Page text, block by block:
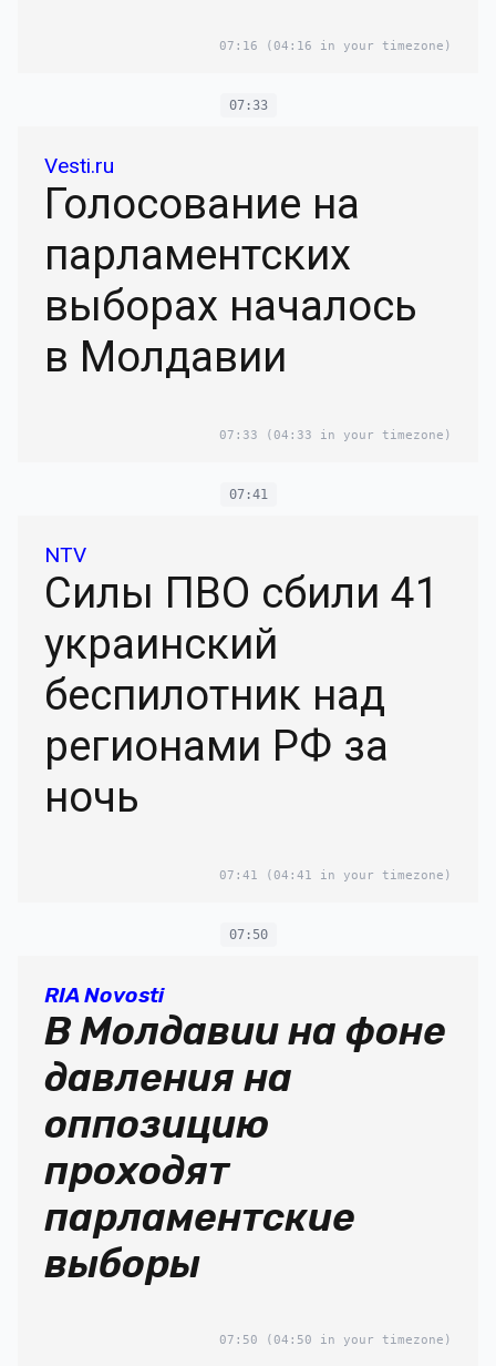
07:16 (04:16 in your timezone)
07:33
Vesti.ru
Голосование на
парламентских
выборах началось
в Молдавии
07:33 (04:33 in your timezone)
07:41
NTV
Силы ПВО сбили 41
украинский
беспилотник над
регионами РФ за
ночь
07:41 (04:41 in your timezone)
07:50
RIA Novosti
В Молдавии на фоне
давления на
оппозицию
проходят
парламентские
выборы
07:50 (04:50 in your timezone)